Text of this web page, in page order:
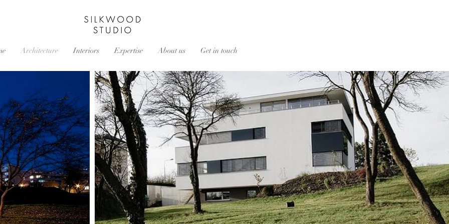
Architecture Interiors Expertise About us Get in touch
SILKWOOD
STUDIO